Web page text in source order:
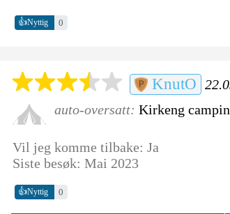
👍Nyttig 0
KnutO
auto-oversatt:Kirkeng
Vil jeg komme tilbake: Ja
Siste besøk: Mai 2023
👍Nyttig 0